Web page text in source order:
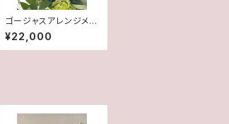
ゴージャスアレンジメン
ト LL
¥22,000